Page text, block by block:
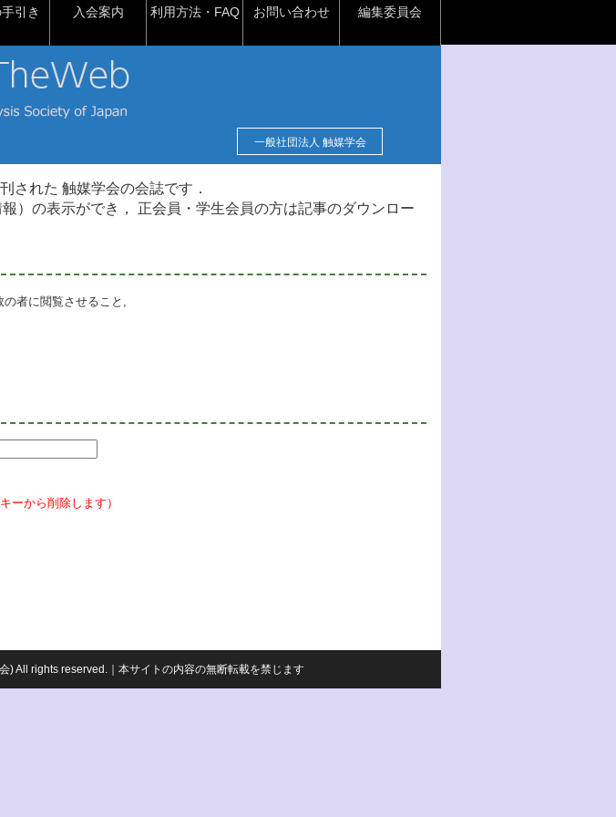
引き 入会案内 利用方法・FAQ お問い合わせ 編集委員会
一般社団法人 触媒学会
された 触媒学会の会誌です．
）の表示ができ， 正会員・学生会員の方は記事のダウンロー
者に閲覧させること,
ーから削除します）
All rights reserved.｜本サイトの内容の無断転載を禁じます